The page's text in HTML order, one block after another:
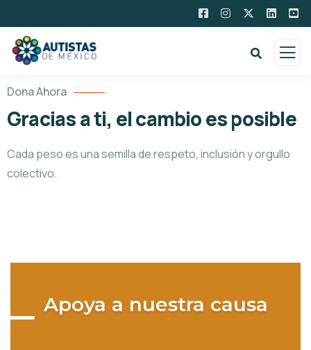
Dona Ahora
Gracias a ti, el cambio es posible
Cada peso es una semilla de respeto, inclusión y orgullo
colectivo.